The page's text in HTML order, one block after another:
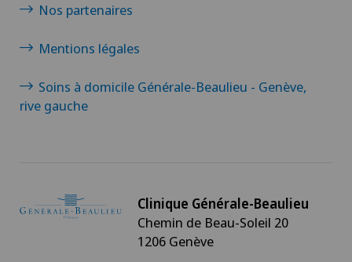
Nos partenaires
Mentions légales
Soins à domicile Générale-Beaulieu - Genève,
rive gauche
Clinique Générale-Beaulieu
Chemin de Beau-Soleil 20
1206 Genève